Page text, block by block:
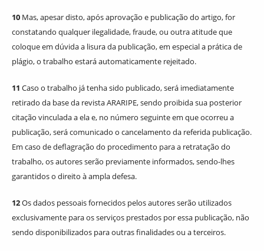
10 Mas, apesar disto, após aprovação e publicação do artigo, for
constatando qualquer ilegalidade, fraude, ou outra atitude que
coloque em dúvida a lisura da publicação, em especial a prática de
plágio, o trabalho estará automaticamente rejeitado.
11 Caso o trabalho já tenha sido publicado, será imediatamente
retirado da base da revista ARARIPE, sendo proibida sua posterior
citação vinculada a ela e, no número seguinte em que ocorreu a
publicação, será comunicado o cancelamento da referida publicação.
Em caso de deflagração do procedimento para a retratação do
trabalho, os autores serão previamente informados, sendo-lhes
garantidos o direito à ampla defesa.
12Os dados pessoais fornecidos pelos autores serão utilizados
exclusivamente para os serviços prestados por essa publicação, não
sendo disponibilizados para outras finalidades ou a terceiros.